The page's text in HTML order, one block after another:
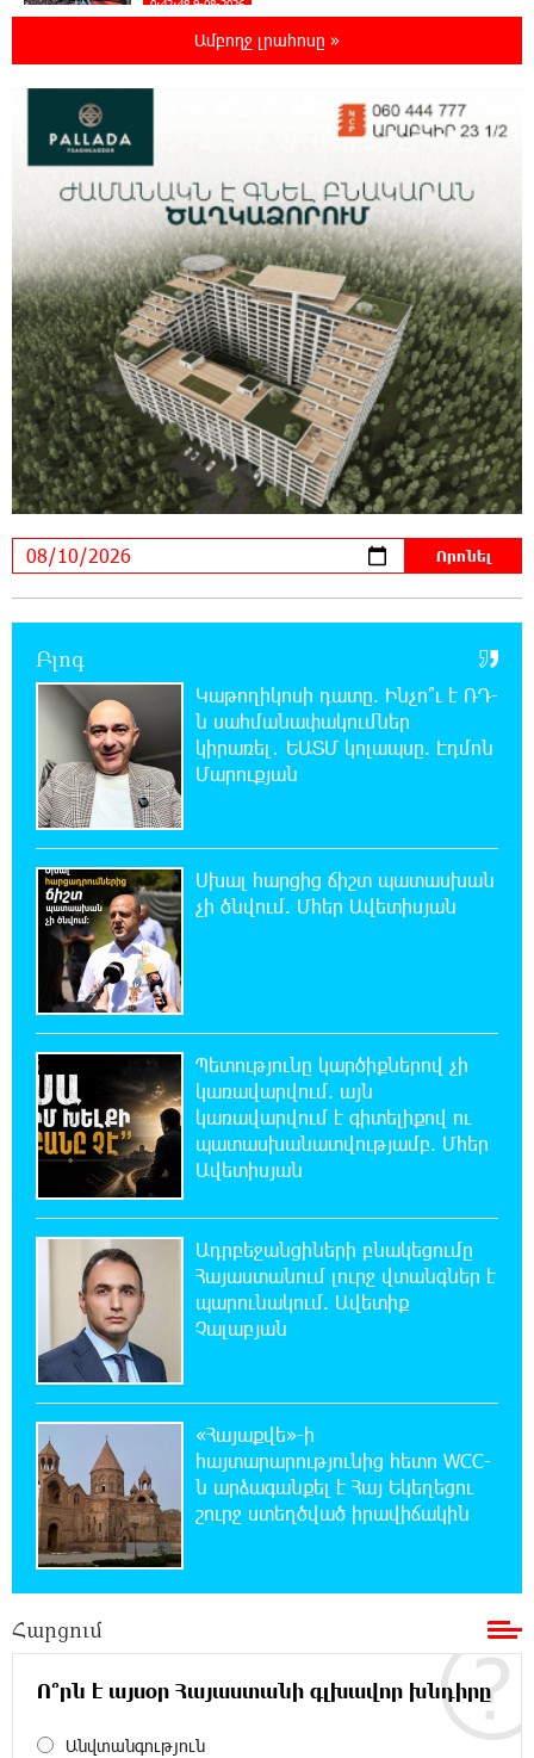
0:42:48 9-08-2026
Գերմանիայում ցույց է անցկացվել Մերցի
կառավարության դեմ
սահմանել. 303 միլիոն դիտում՝ 24 ժամում
23:58:58 8-08-2026
23-ամյա ուսանողի մշակած հավելվածը
հարավկորեական App Store-ում շրջանցել է
նույնիսկ Google Maps-ը
23:39:22 8-08-2026
Ռուսաստանի տարածքում ոչնչացվել է
ուկրաինական 360 անօդաչու թռչող սարք
23:20:45 8-08-2026
Օգոստոսի 10-ին, 11-ին, 12-ին, 13-ին, 14-ին,
17-ին, 18-ին և 20-ին հարյուրավոր
հասցեներում լույս չի լինելու
կամրջի տակ հայտնաբերվել է տղամարդու
մարմին
22:43:21 8-08-2026
Ադրբեջանի Սարով գյուղում տանը 18-ամյա
աղջկա դի է հայտնաբերվել
22:25:11 8-08-2026
Հայհիդրոմետի տնօրենը գրել է
22:07:09 8-08-2026
Արտակարգ դեպք՝ Երևանում․ կոտրել են
շենքի պատուհաններն ու դռները
21:48:41 8-08-2026
Ալիևն ու Թրամփը հեռախոսազրույց են
ունեցել
21:29:45 8-08-2026
«Ինտեր»-ը հաղթեց «Յուվենտուս»-ին
21:10:46 8-08-2026
Քրեական վարույթի շրջանակում անձի
անձնական և ընտանեկան կյանքին առնչվող
տվյալների անհարկի հրապարակումն անթույլատրելի է.
ՄԻՊ
20:51:38 8-08-2026
Զելենսկին ու Վուչիչը քննարկել են
համագործակցությունն ընդլայնելու
հնարավորությունները
20:33:21 8-08-2026
Հրդեհի ահազանգ Սայաթ-Նովա
բնակիչ
Ամբողջ լրահոսը »
Բլոգ
Կաթողիկոսի դատը. Ինչո՞ւ է ՌԴ-
ն սահմանափակումներ
կիրառել․ ԵԱՏՄ կոլապսը. Էդմոն
Մարուքյան
Սխալ հարցից ճիշտ պատասխան
չի ծնվում. Մհեր Ավետիսյան
Պետությունը կարծիքներով չի
կառավարվում. այն
կառավարվում է գիտելիքով ու
պատասխանատվությամբ. Մհեր
Ավետիսյան
Ադրբեջանցիների բնակեցումը
Հայաստանում լուրջ վտանգներ է
պարունակում. Ավետիք
Չալաբյան
«Հայաքվե»-ի
հայտարարությունից հետո WCC-
ն արձագանքել է Հայ Եկեղեցու
շուրջ ստեղծված իրավիճակին
Հարցում
Ո՞րն է այսօր Հայաստանի գլխավոր խնդիրը
Անվտանգություն